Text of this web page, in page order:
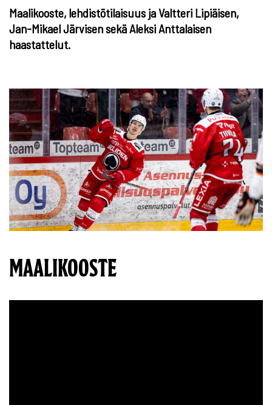
Maalikooste, lehdistötilaisuus ja Valtteri Lipiäisen,
Jan-Mikael Järvisen sekä Aleksi Anttalaisen
haastattelut.
MAALIKOOSTE